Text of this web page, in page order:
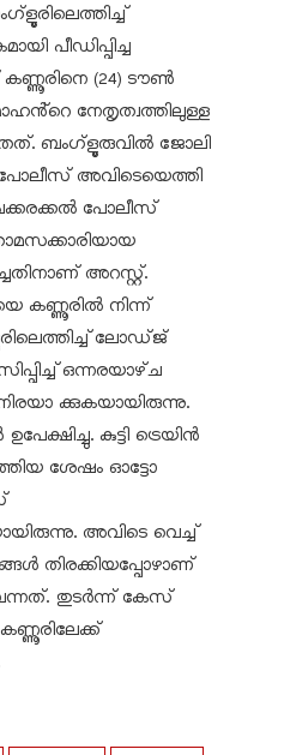
പീഡിപ്പിച്ച
(24) ടൗൺ
നേതൃത്വത്തിലുള്ള
ബംഗ്ളൂരുവിൽ ജോലി
പോലീസ് അവിടെയെത്തി
പോലീസ്
അറസ്റ്റ്.
കണ്ണൂരിൽ നിന്ന്
ലോഡ്‌ജ്
ഒന്നരയാഴ്‌ച
ക്കുകയായിരുന്നു.
കുട്ടി ട്രെയിൻ
ശേഷം ഓട്ടോ
അവിടെ വെച്ച്
തിരക്കിയപ്പോഴാണ്
തുടർന്ന് കേസ്